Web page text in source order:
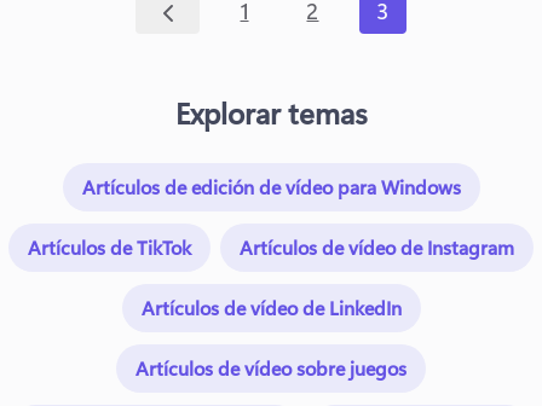
1 2 3
Explorar temas
Artículos de edición de vídeo para Windows
Artículos de TikTok Artículos de vídeo de Instagram
Artículos de vídeo de LinkedIn
Artículos de vídeo sobre juegos